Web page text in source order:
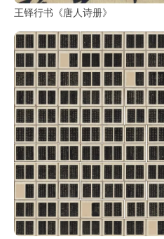
王铎行书《唐人诗册》